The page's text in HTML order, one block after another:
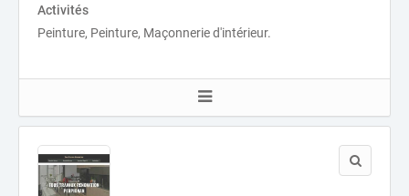
Activités
Peinture, Peinture, Maçonnerie d'intérieur.